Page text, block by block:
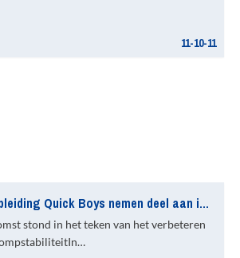
11-10-11
Trainers jeugdopleiding Quick Boys nemen deel aan interne trainers-clinic
stond in het teken van het verbeteren